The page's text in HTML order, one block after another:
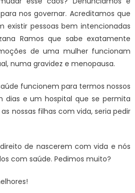
nos governar. Acreditamos que
existir pessoas bem intencionadas
Ramos que sabe exatamente
de uma mulher funcionam
numa gravidez e menopausa.
funcionem para termos nossos
dias e um hospital que se permita
nossas filhas com vida, seria pedir
de nascerem com vida e nós
com saúde. Pedimos muito?